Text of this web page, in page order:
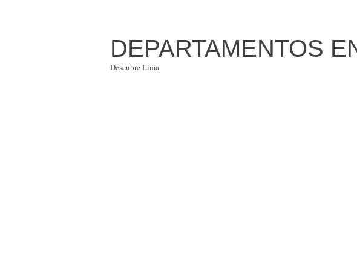
DEPARTAMENTOS
Descubre Lima